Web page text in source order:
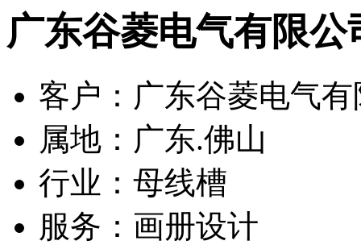
广东谷菱电气有限
客户： 广东谷菱电气
属地： 广东.佛山
行业： 母线槽
服务： 画册设计